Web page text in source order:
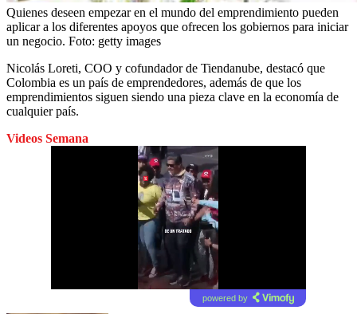
Quienes deseen empezar en el mundo del emprendimiento pueden
aplicar a los diferentes apoyos que ofrecen los gobiernos para iniciar
un negocio. Foto: getty images
Nicolás Loreti, COO y cofundador de Tiendanube, destacó que
Colombia es un país de emprendedores, además de que los
emprendimientos siguen siendo una pieza clave en la economía de
cualquier país.
Videos Semana
powered by